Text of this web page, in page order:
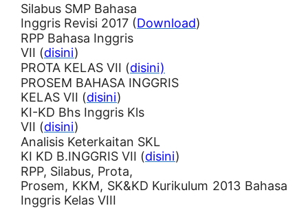
Silabus SMP Bahasa
Inggris Revisi 2017 (Download)
RPP Bahasa Inggris
VII (disini)
PROTA KELAS VII (disini)
PROSEM BAHASA INGGRIS
KELAS VII (disini)
KI-KD Bhs Inggris Kls
VII (disini)
Analisis Keterkaitan SKL
KI KD B.INGGRIS VII (disini)
RPP, Silabus, Prota,
Prosem, KKM, SK&KD Kurikulum 2013 Bahasa
Inggris Kelas VIII